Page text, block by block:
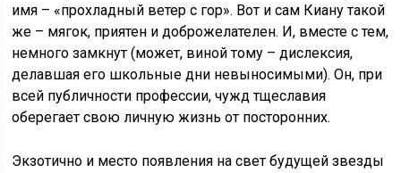
имя – «прохладный ветер с гор». Вот и сам Киану такой
же – мягок, приятен и доброжелателен. И, вместе с тем,
немного замкнут (может, виной тому – дислексия,
делавшая его школьные дни невыносимыми). Он, при
всей публичности профессии, чужд тщеславия
оберегает свою личную жизнь от посторонних.
Экзотично и место появления на свет будущей звезды